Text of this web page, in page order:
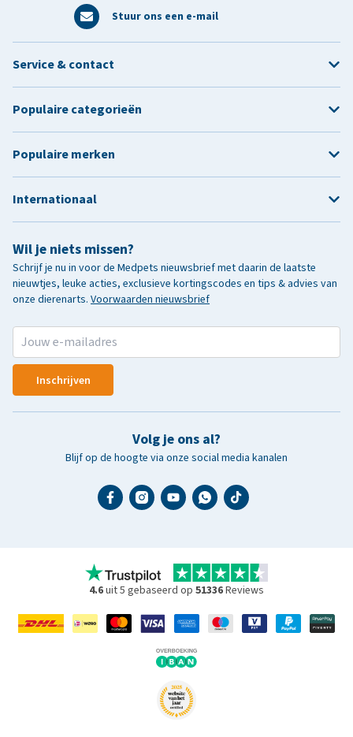
Stuur ons een e-mail
Wil je niets missen?
Schrijf je nu in voor de Medpets nieuwsbrief met daarin de laatste
nieuwtjes, leuke acties, exclusieve kortingscodes en tips & advies van
onze dierenarts. Voorwaarden nieuwsbrief
Inschrijven
Volg je ons al?
Blijf op de hoogte via onze social media kanalen
Service & contact
Populaire categorieën
Populaire merken
Internationaal
4.6uit 5 gebaseerd op 51336Reviews